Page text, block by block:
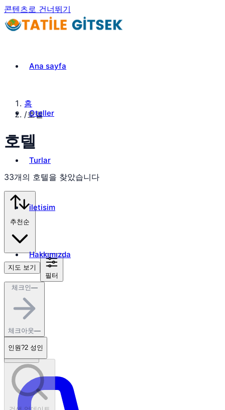
콘텐츠로 건너뛰기
Ana sayfa
Oteller
Turlar
iletisim
Hakkımızda
₺TRY
ko
홈
/호텔
호텔
33개의 호텔을 찾았습니다
지도 보기
필터
체크인—
체크아웃—
인원?2 성인